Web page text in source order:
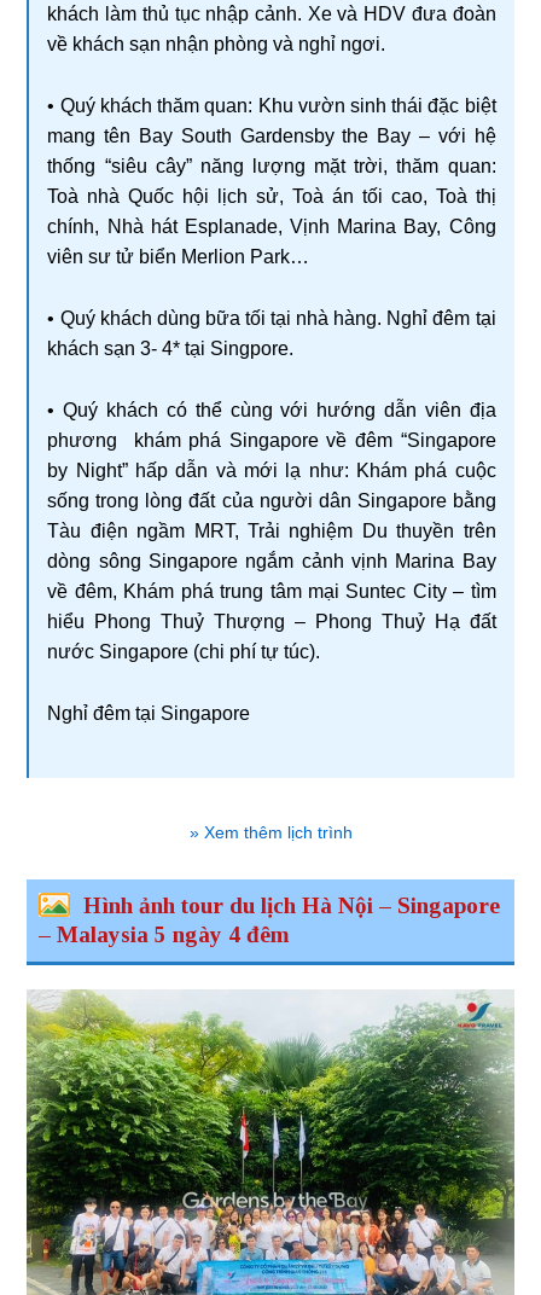
khách làm thủ tục nhập cảnh. Xe và HDV đưa đoàn
về khách sạn nhận phòng và nghỉ ngơi.
• Quý khách thăm quan: Khu vườn sinh thái đặc biệt
mang tên Bay South Gardensby the Bay – với hệ
thống “siêu cây” năng lượng mặt trời, thăm quan:
Toà nhà Quốc hội lịch sử, Toà án tối cao, Toà thị
chính, Nhà hát Esplanade, Vịnh Marina Bay, Công
viên sư tử biển Merlion Park…
• Quý khách dùng bữa tối tại nhà hàng. Nghỉ đêm tại
khách sạn 3- 4* tại Singpore.
• Quý khách có thể cùng với hướng dẫn viên địa
phương khám phá Singapore về đêm “Singapore
by Night” hấp dẫn và mới lạ như: Khám phá cuộc
sống trong lòng đất của người dân Singapore bằng
Tàu điện ngầm MRT, Trải nghiệm Du thuyền trên
dòng sông Singapore ngắm cảnh vịnh Marina Bay
về đêm, Khám phá trung tâm mại Suntec City – tìm
hiểu Phong Thuỷ Thượng – Phong Thuỷ Hạ đất
nước Singapore (chi phí tự túc).
Nghỉ đêm tại Singapore
» Xem thêm lịch trình
Hình ảnh tour du lịch Hà Nội – Singapore
– Malaysia 5 ngày 4 đêm